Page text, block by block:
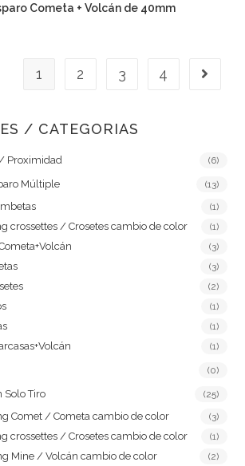
Cometa + Volcán de 40mm
1 2 3 4
/ CATEGORIAS
Proximidad (6)
Múltiple (13)
(1)
crossettes / Crosetes cambio de color (1)
(3)
(3)
(2)
(1)
(1)
(1)
(0)
Solo Tiro (25)
Comet / Cometa cambio de color (3)
crossettes / Crosetes cambio de color (1)
Mine / Volcán cambio de color (2)